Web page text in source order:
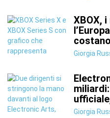
XBOX,
Giorgia
Giorgia